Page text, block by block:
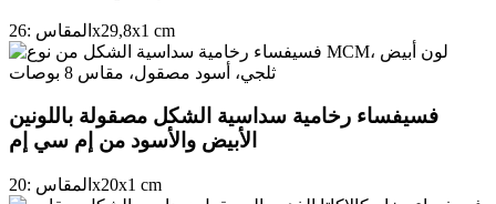
المقاس :26 x29,8x1 cm
فسيفساء رخامية سداسية الشكل مصقولة باللونين
الأبيض والأسود من إم سي إم
المقاس :20 x20x1 cm